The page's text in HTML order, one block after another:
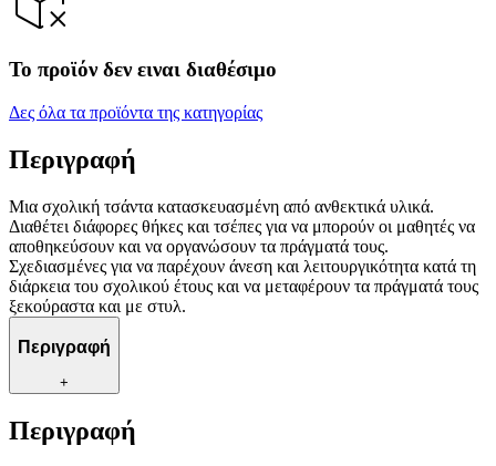
Το προϊόν δεν ειναι διαθέσιμο
Δες όλα τα προϊόντα της κατηγορίας
Περιγραφή
Μια σχολική τσάντα κατασκευασμένη από ανθεκτικά υλικά.
Διαθέτει διάφορες θήκες και τσέπες για να μπορούν οι μαθητές να
αποθηκεύσουν και να οργανώσουν τα πράγματά τους.
Σχεδιασμένες για να παρέχουν άνεση και λειτουργικότητα κατά τη
διάρκεια του σχολικού έτους και να μεταφέρουν τα πράγματά τους
ξεκούραστα και με στυλ.
Περιγραφή
+
Περιγραφή